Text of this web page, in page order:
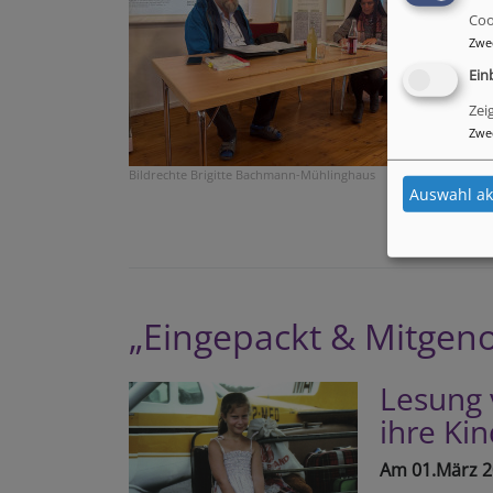
Bildrechte Brigitte Bachmann-Mühlinghaus
„Eingepackt &
ihre
Am 01.März
Auswahl